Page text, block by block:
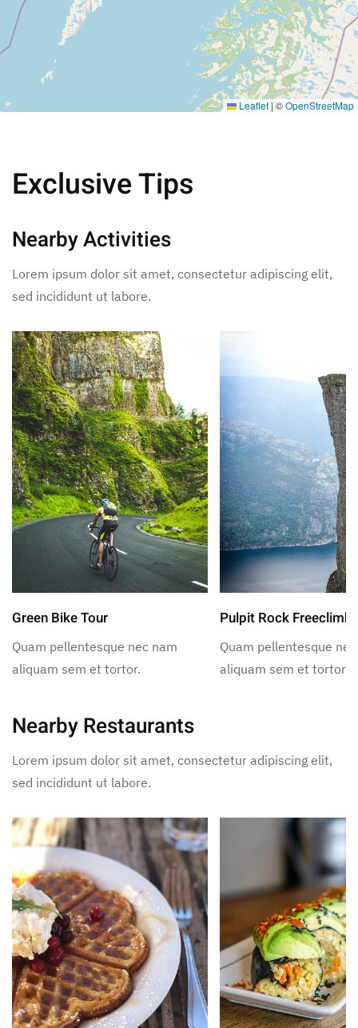
Leaflet | ©OpenStreetMap
Exclusive Tips
Nearby Activities
Lorem ipsum dolor sit amet, consectetur adipiscing elit,
sed incididunt ut labore.
Green Bike Tour
Quam pellentesque nec nam
aliquam sem et tortor.
Pulpit Rock
Quam pellentesque
aliquam sem et tortor.
Nearby Restaurants
Lorem ipsum dolor sit amet, consectetur adipiscing elit,
sed incididunt ut labore.